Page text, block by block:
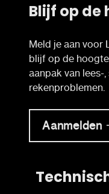
Blijf op de
Meld je aan voor
blijf op de
aanpak van lees-
rekenproblemen.
Aanmelden